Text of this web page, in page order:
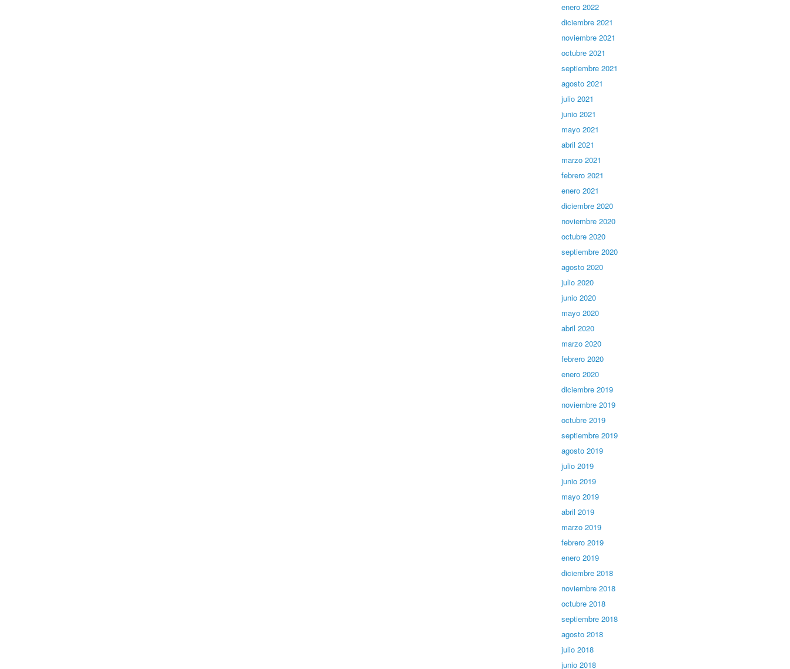
enero 2022
diciembre 2021
noviembre 2021
octubre 2021
septiembre 2021
agosto 2021
julio 2021
junio 2021
mayo 2021
abril 2021
marzo 2021
febrero 2021
enero 2021
diciembre 2020
noviembre 2020
octubre 2020
septiembre 2020
agosto 2020
julio 2020
junio 2020
mayo 2020
abril 2020
marzo 2020
febrero 2020
enero 2020
diciembre 2019
noviembre 2019
octubre 2019
septiembre 2019
agosto 2019
julio 2019
junio 2019
mayo 2019
abril 2019
marzo 2019
febrero 2019
enero 2019
diciembre 2018
noviembre 2018
octubre 2018
septiembre 2018
agosto 2018
julio 2018
junio 2018